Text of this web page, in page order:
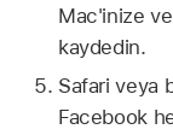
Mac'inize
kaydedin.
Safari veya
Facebook